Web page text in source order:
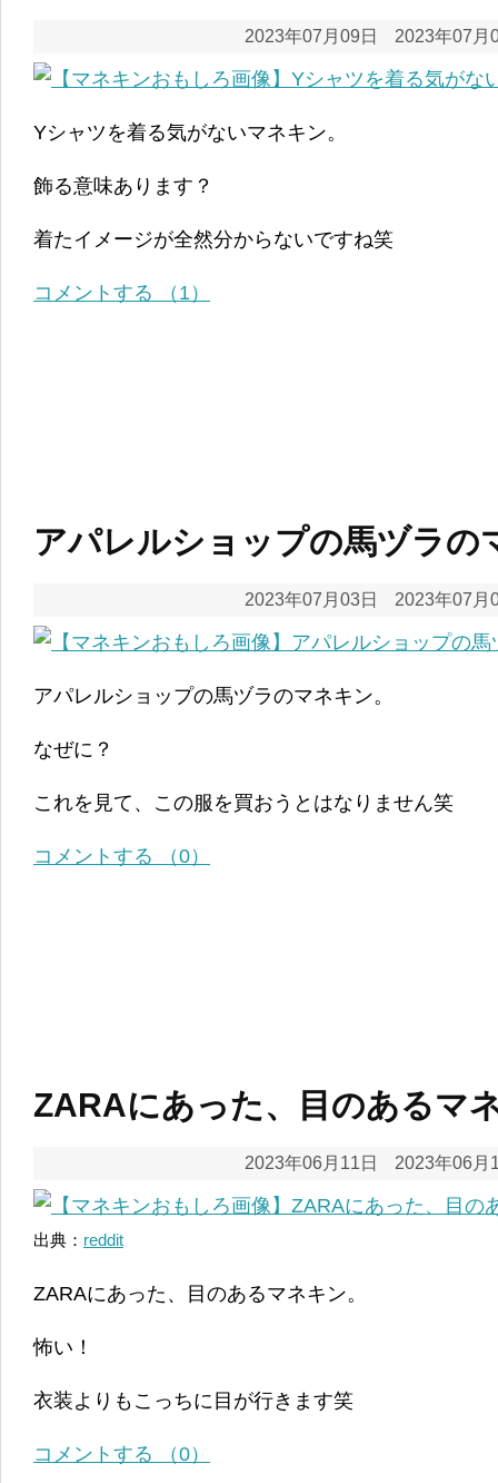
2023年07月09日 2023年07月
Yシャツを着る気がないマネキン。
飾る意味あります？
着たイメージが全然分からないですね笑
コメントする （1）
アパレルショップの馬ヅラの
2023年07月03日 2023年07月
アパレルショップの馬ヅラのマネキン。
なぜに？
これを見て、この服を買おうとはなりません笑
コメントする （0）
ZARAにあった、目のあるマ
2023年06月11日 2023年06月
出典： reddit
ZARAにあった、目のあるマネキン。
怖い！
衣装よりもこっちに目が行きます笑
コメントする （0）